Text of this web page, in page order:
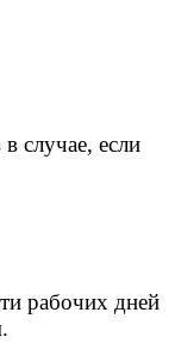
случае, если
рабочих дней